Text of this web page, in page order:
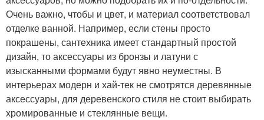
Очень важно, чтобы и цвет, и материал соответствовал
отделке ванной. Например, если стены просто
покрашены, сантехника имеет стандартный простой
дизайн, то аксессуары из бронзы и латуни с
изысканными формами будут явно неуместны. В
интерьерах модерн и хай-тек не смотрятся деревянные
аксессуары, для деревенского стиля не стоит выбирать
хромированные и стеклянные вещи.